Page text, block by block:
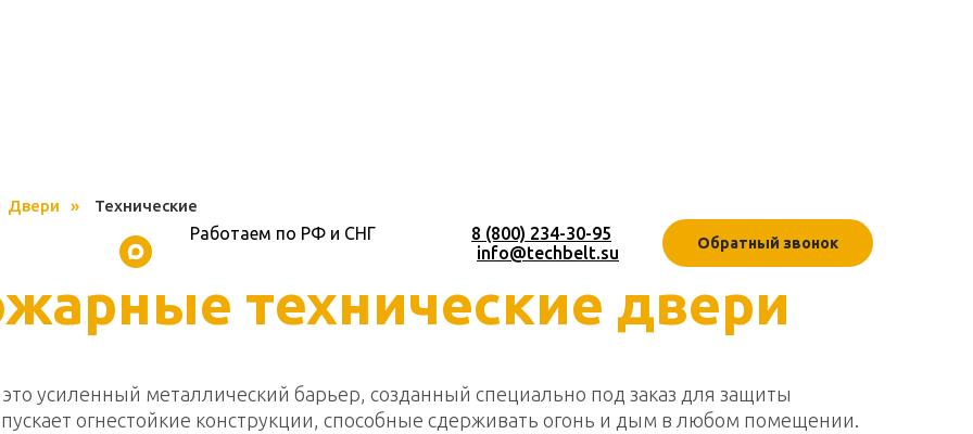
Работаем по РФ и СНГ
8 (800) 234-30-95
info@techbelt.su
Обратный звонок
Двери » Технические
технические двери
усиленный металлический барьер, созданный специально под заказ для защиты
огнестойкие конструкции, способные сдерживать огонь и дым в любом помещении.